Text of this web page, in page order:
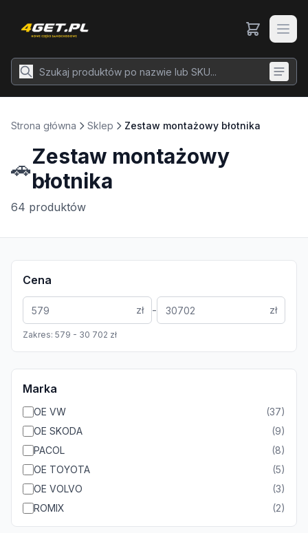
Strona główna Sklep Zestaw montażowy błotnika
🚗Zestaw montażowy
błotnika
64 produktów
Cena
zł - zł
Zakres: 579 - 30 702 zł
Marka
OE VW (37)
OE SKODA
(9)
PACOL
(8)
OE TOYOTA
(5)
OE VOLVO
(3)
ROMIX
(2)